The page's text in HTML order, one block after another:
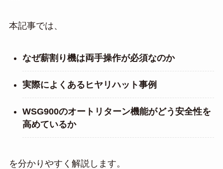
本記事では、
なぜ薪割り機は両手操作が必須なのか
実際によくあるヒヤリハット事例
WSG900のオートリターン機能がどう安全性を
高めているか
を分かりやすく解説します。